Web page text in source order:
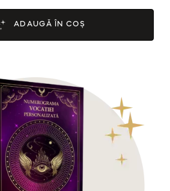
ADAUGĂ ÎN COȘ